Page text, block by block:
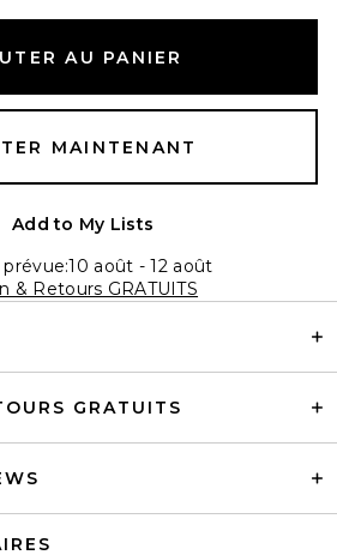
AU PANIER
MAINTENANT
Add to My Lists
prévue:10 août - 12 août
& Retours GRATUITS
GRATUITS